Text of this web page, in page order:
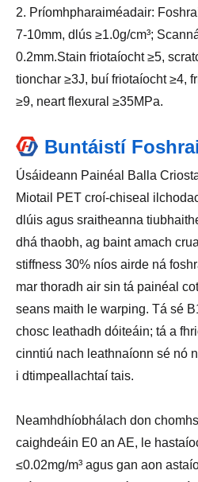
2. Príomhpharaiméadair:
7-10mm, dlús ≥1.0g/cm³;
0.2mm.Stain friotaíocht ≥5,
tionchar ≥3J, buí friotaíocht ≥4,
≥9, neart flexural ≥35MPa.
Buntáistí
Úsáideann Painéal Balla
Miotail PET croí-chiseal
dlúis agus sraitheanna
dhá thaobh, ag baint amach
stiffness 30% níos airde ná
mar thoradh air sin tá painéal
seans maith le warping. Tá sé
chosc leathadh dóiteáin; tá a
cinntiú nach leathnaíonn sé nó
i dtimpeallachtaí tais.
Neamhdhíobhálach don
caighdeáin E0 an AE, le
≤0.02mg/m³ agus gan aon